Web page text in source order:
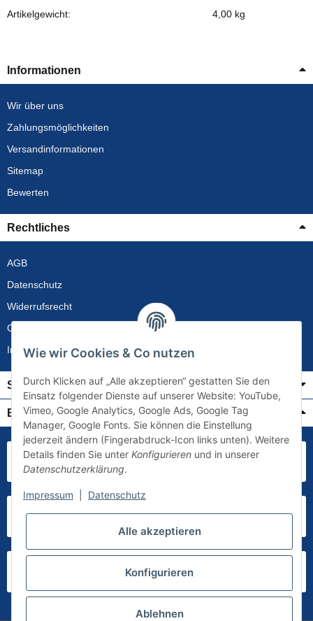
Artikelgewicht:
4,00 kg
Informationen
Wir über uns
Zahlungsmöglichkeiten
Versandinformationen
Sitemap
Bewerten
Rechtliches
AGB
Datenschutz
Widerrufsrecht
Gewährleistung
Impressum
Service
Bezahlung & Versand
Wie wir Cookies & Co nutzen
Durch Klicken auf „Alle akzeptieren“ gestatten Sie den
Einsatz folgender Dienste auf unserer Website: YouTube,
Vimeo, Google Analytics, Google Ads, Google Tag
Manager, Google Fonts. Sie können die Einstellung
jederzeit ändern (Fingerabdruck-Icon links unten). Weitere
Details finden Sie unter Konfigurieren und in unserer
Datenschutzerklärung.
Impressum Datenschutz
Alle akzeptieren
Konfigurieren
Ablehnen